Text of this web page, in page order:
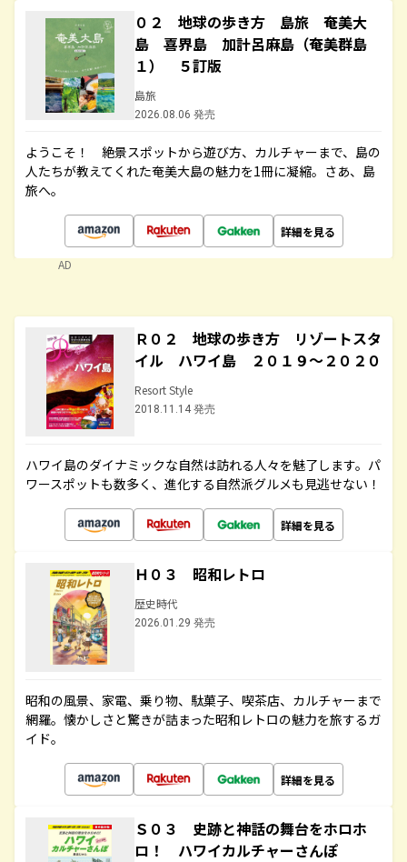
０２ 地球の歩き方 島旅 奄美大
島 喜界島 加計呂麻島（奄美群島
１） ５訂版
島旅
2026.08.06 発売
ようこそ！ 絶景スポットから遊び方、カルチャーまで、島の
人たちが教えてくれた奄美大島の魅力を1冊に凝縮。さあ、島
旅へ。
詳細を見る
AD
Ｒ０２ 地球の歩き方 リゾートスタ
イル ハワイ島 ２０１９～２０２０
Resort Style
2018.11.14 発売
ハワイ島のダイナミックな自然は訪れる人々を魅了します。パ
ワースポットも数多く、進化する自然派グルメも見逃せない！
詳細を見る
Ｈ０３ 昭和レトロ
歴史時代
2026.01.29 発売
昭和の風景、家電、乗り物、駄菓子、喫茶店、カルチャーまで
網羅。懐かしさと驚きが詰まった昭和レトロの魅力を旅するガ
イド。
詳細を見る
Ｓ０３ 史跡と神話の舞台をホロホ
ロ！ ハワイカルチャーさんぽ